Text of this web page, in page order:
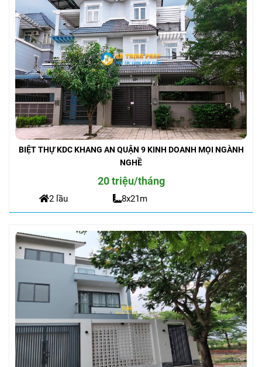
BIỆT THỰ KDC KHANG AN QUẬN 9 KINH DOANH MỌI NGÀNH
NGHỀ
20 triệu/tháng
2 lầu 8x21m